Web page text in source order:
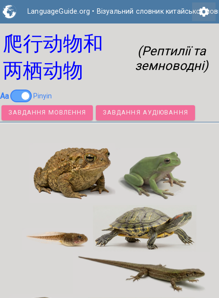
LanguageGuide.org • Візуальний словник китайської
settings
爬行动物和
两栖动物
(Рептилії та
земноводні)
Aa Pinyin